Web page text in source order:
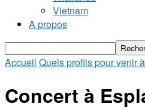
Vietnam
A propos
Accueil Quels profils pour venir
Concert à